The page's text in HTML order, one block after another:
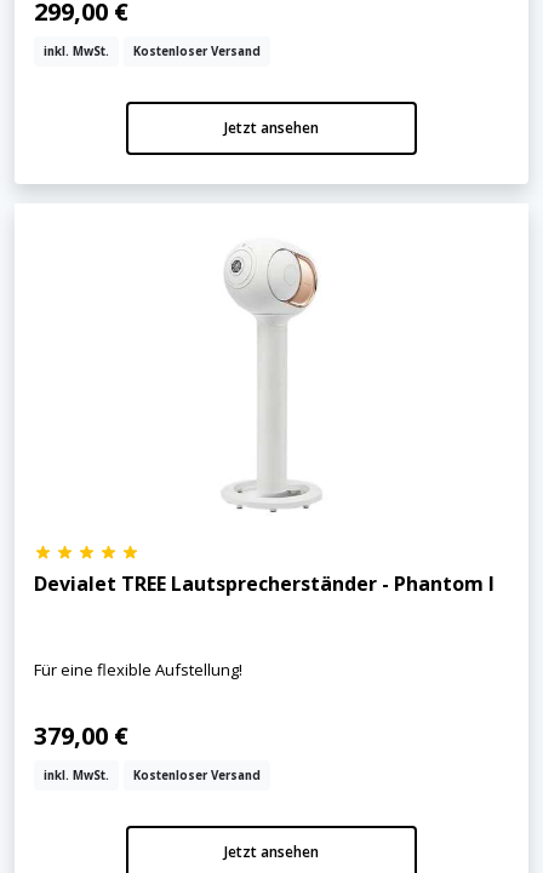
299,00 €
inkl. MwSt. Kostenloser Versand
Jetzt ansehen
Devialet TREE Lautsprecherständer - Phantom I
Für eine flexible Aufstellung!
379,00 €
inkl. MwSt. Kostenloser Versand
Jetzt ansehen